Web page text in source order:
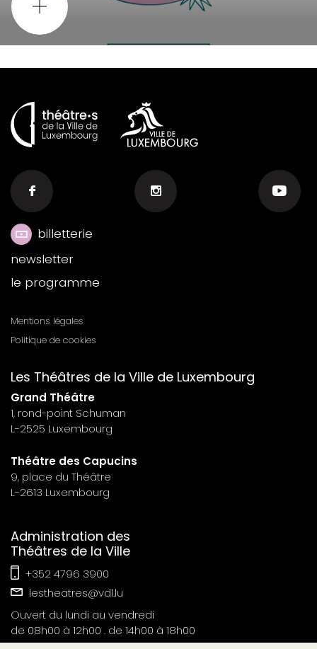
Menu
footer
n°6
billetterie
newsletter
le programme
Menu
n°7
Mentions légales
Politique de cookies
Les Théâtres de la Ville de Luxembourg
Grand Théâtre
1, rond-point Schuman
L-2525 Luxembourg
Théâtre des Capucins
9, place du Théâtre
L-2613 Luxembourg
Administration des
Théâtres de la Ville
+352 4796 3900
lestheatres@vdl.lu
Ouvert du lundi au vendredi
de 08h00 à 12h00 . de 14h00 à 18h00